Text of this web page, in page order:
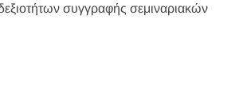
συγγραφής σεμιναριακών